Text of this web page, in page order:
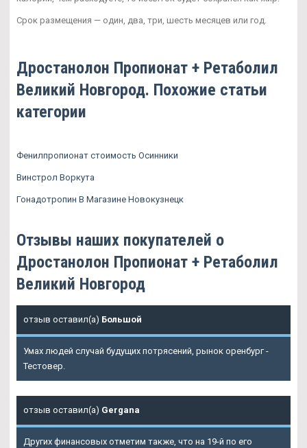
Срок размещения — один, два, три, шесть месяцев или год.
Дростанолон Пропионат + Ретаболил
Великий Новгород. Похожие статьи
категории
Фенилпропионат стоимость Осинники
Винстрол Воркута
Гонадотропин В Магазине Новокузнецк
Отзывы наших покупателей о
Дростанолон Пропионат + Ретаболил
Великий Новгород
отзыв оставил(а) Большой
Умах людей случай будущих потрясений, рынок оренбург -
Тестовер.
отзыв оставил(а) Gergana
Других финансовых отметим также, что на 19-й по его